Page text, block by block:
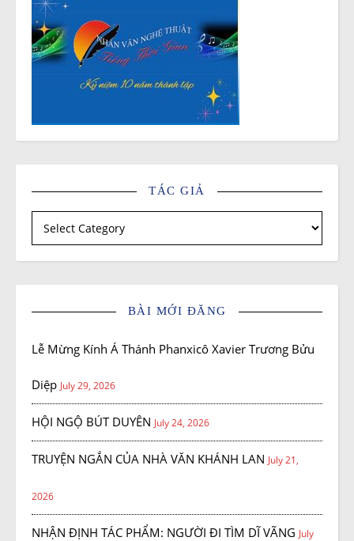
TÁC GIẢ
Tác giả
BÀI MỚI ĐĂNG
Lễ Mừng Kính Á Thánh Phanxicô Xavier Trương Bửu
Diệp July 29, 2026
HỘI NGỘ BÚT DUYÊN July 24, 2026
TRUYỆN NGẮN CỦA NHÀ VĂN KHÁNH LAN July 21,
2026
NHẬN ĐỊNH TÁC PHẨM: NGƯỜI ĐI TÌM DĨ VÃNG July